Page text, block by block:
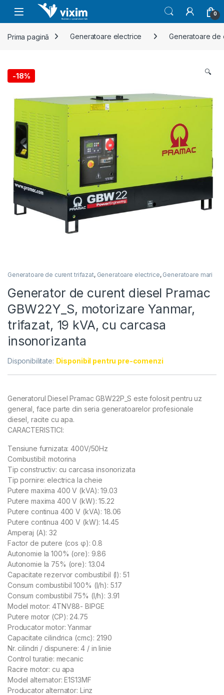
Skip to navigation
Skip to content
0
Prima pagină Generatoare electrice Generatoare de
-18% 🔍
Generatoare de curent trifazat, Generatoare electrice, Generatoare mari
Generator de curent diesel Pramac
GBW22Y_S, motorizare Yanmar,
trifazat, 19 kVA, cu carcasa
insonorizanta
Disponibilitate: Disponibil pentru pre-comenzi
Generatorul Diesel Pramac GBW22P_S este folosit pentru uz
general, face parte din seria generatoarelor profesionale
diesel, racite cu apa.
CARACTERISTICI:
Tensiune furnizata: 400V/50Hz
Combustibil: motorina
Tip constructiv: cu carcasa insonorizata
Tip pornire: electrica la cheie
Putere maxima 400 V (kVA): 19.03
Putere maxima 400 V (kW): 15.22
Putere continua 400 V (kVA): 18.06
Putere continua 400 V (kW): 14.45
Amperaj (A): 32
Factor de putere (cos φ): 0.8
Autonomie la 100% (ore): 9.86
Autonomie la 75% (ore): 13.04
Capacitate rezervor combustibil (l): 51
Consum combustibil 100% (l/h): 5.17
Consum combustibil 75% (l/h): 3.91
Model motor: 4TNV88- BIPGE
Putere motor (CP): 24.75
Producator motor: Yanmar
Capacitate cilindrica (cmc): 2190
Nr. cilindri / dispunere: 4 / in linie
Control turatie: mecanic
Racire motor: cu apa
Model alternator: E1S13MF
Producator alternator: Linz